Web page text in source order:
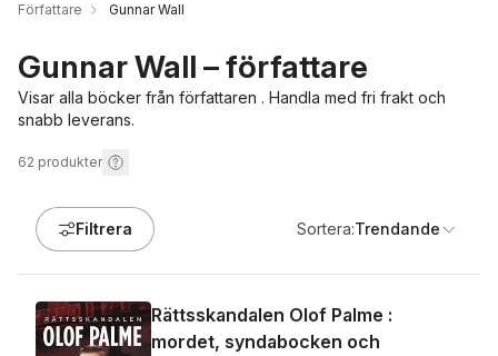
Författare Gunnar Wall
Gunnar Wall – författare
Visar alla böcker från författaren . Handla med fri frakt och
snabb leverans.
62 produkter
Filtrera Sortera:Trendande
Rättsskandalen Olof Palme :
mordet, syndabocken och